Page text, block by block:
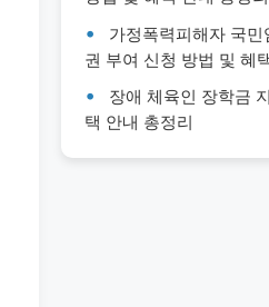
가정폭력피해자 국
권 부여 신청 방법 및 혜
장애 체육인 장학금
택 안내 총정리